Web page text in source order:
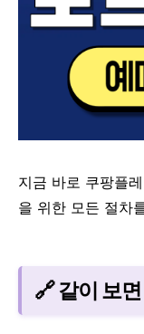
지금 바로 쿠팡플
을 위한 모든 절차
🔗 같이 보